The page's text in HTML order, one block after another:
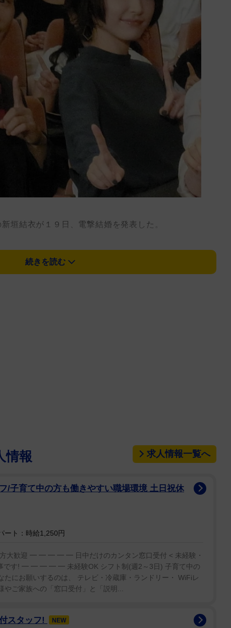
垣結衣が１９日、電撃結婚を発表した。
ＴＢＳ系ドラマ「逃げるは恥だが役に立つ」で共演。
テーマ「恋」のヒットや「恋ダンス」がＳＮＳで多く
２０１７年３月２９日に発売された「逃げるは恥だが
Ｘ」は、歴代ドラマＢＤ（ブルーレイディスク）最高
録した。（数字はオリコン調べ）
続きを読む
情報 求人情報一覧へ
/子育て中の方も働きやすい職場環境 土日祝休
ート：時給1,250円
方大歓迎 ━ ━ ━ ━ ━ 日中だけのカンタン窓口受付 < 未経験・
です! ━ ━ ━ ━ ━ 未経験OK シフト制(週2～3日) 子育て中の
たにお願いするのは、 テレビ・冷蔵庫・ランドリー・ WiFiレ
ご家族への「窓口受付」と「説明...
スタッフ! NEW